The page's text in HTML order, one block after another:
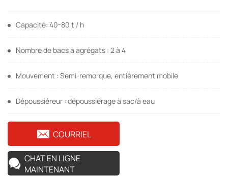
Capacité: 40-80 t / h
Nombre de bacs à agrégats : 2 à 4
Mouvement : Semi-remorque, entièrement mobile
Dépoussiéreur : dépoussiérage à sac/à eau
COURRIEL
CHAT EN LIGNE
MAINTENANT